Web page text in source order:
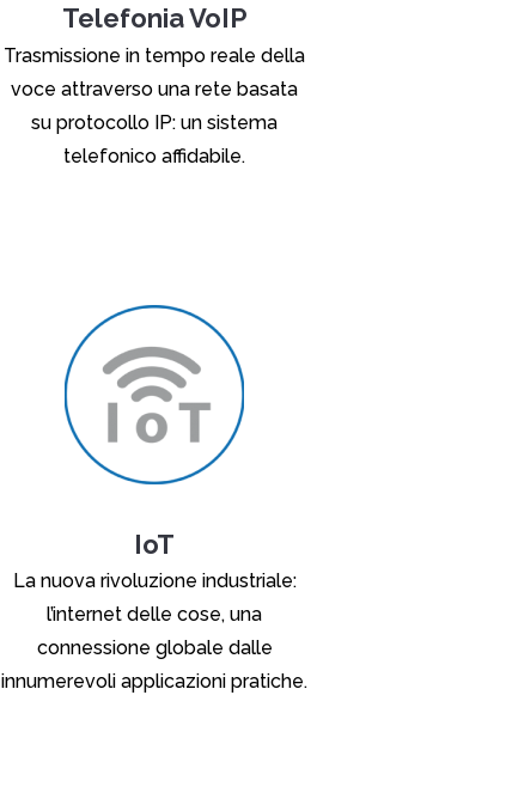
Telefonia VoIP
Trasmissione in tempo reale della
voce attraverso una rete basata
su protocollo IP: un sistema
telefonico affidabile.
IoT
La nuova rivoluzione industriale:
l’internet delle cose, una
connessione globale dalle
innumerevoli applicazioni pratiche.